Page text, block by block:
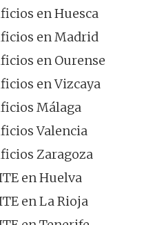
en Huesca
en Madrid
en Ourense
en Vizcaya
Málaga
Valencia
Zaragoza
en Huelva
en La Rioja